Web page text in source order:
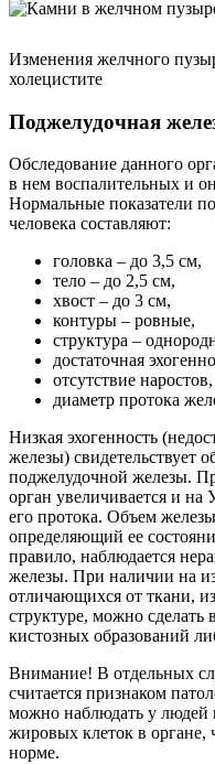
Изменения желчного
холецистите
Поджелудочная
Обследование данного
в нем воспалительных и
Нормальные показатели
человека составляют:
головка – до 3,5 см,
тело – до 2,5 см,
хвост – до 3 см,
контуры – ровные,
структура –
достаточная
отсутствие наростов,
диаметр протока
Низкая эхогенность
железы) свидетельствует
поджелудочной железы.
орган увеличивается и на
его протока. Объем
определяющий ее
правило, наблюдается
железы. При наличии на
отличающихся от ткани,
структуре, можно сделать
кистозных образований
Внимание! В отдельных
считается признаком
можно наблюдать у людей
жировых клеток в органе,
норме.